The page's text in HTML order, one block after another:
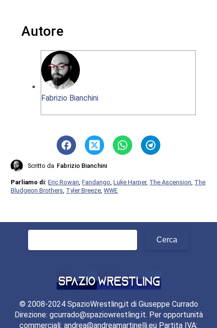
Autore
Fabrizio Bianchini
Scritto da Fabrizio Bianchini
Parliamo di:Eric Rowan ,Fandango ,Luke Harper, The Ascension The
Bludgeon Brothers Tyler Breeze ,WWE
© 2008-2024 SpazioWrestling,it di Giuseppe Currado
Direzione: gcurrado@spaziowrestling.it. Per opportunità
commerciali: andrea@andreamartinelli.eu Partita IVA: